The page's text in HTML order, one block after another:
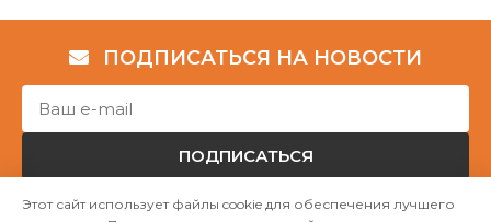
ПОДПИСАТЬСЯ НА НОВОСТИ
ПОДПИСАТЬСЯ
Этот сайт использует файлы cookie для обеспечения лучшего